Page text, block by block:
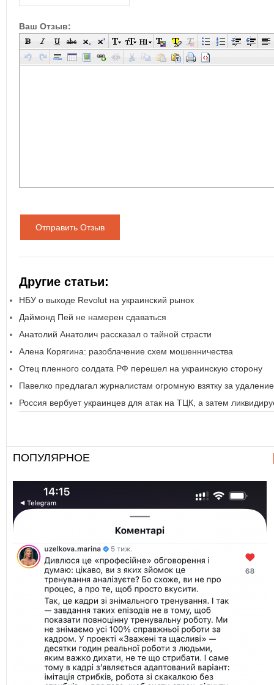
Ваш Отзыв:
Отправить Отзыв
Другие статьи:
НБУ о выходе Revolut на украинский рынок
Даймонд Пей не намерен сдаваться
Анатолий Анатолич рассказал о тайной страсти
Алена Корягина: разоблачение схем мошенничества
Отец пленного солдата РФ перешел на украинскую сторону
Павелко предлагал журналистам огромную взятку за
Россия вербует украинцев для атак на ТЦК, а затем
ПОПУЛЯРНОЕ